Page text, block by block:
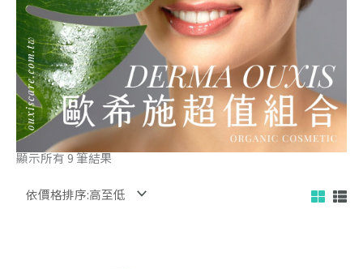
顯示所有 9 筆結果